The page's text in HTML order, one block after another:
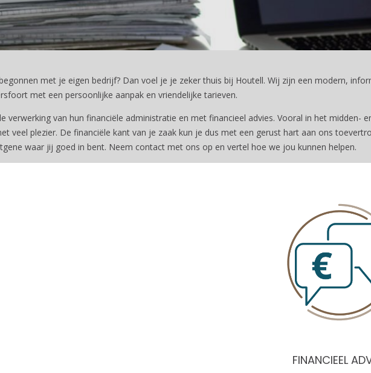
met je eigen bedrijf? Dan voel je je zeker thuis bij Houtell. Wij zijn een modern,
met een persoonlijke aanpak en vriendelijke tarieven.
verwerking van hun financiële administratie en met financieel advies. Vooral in het midden-
veel plezier. De financiële kant van je zaak kun je dus met een gerust hart aan ons
waar jij goed in bent. Neem contact met ons op en vertel hoe we jou kunnen helpen.
FINANCIEEL